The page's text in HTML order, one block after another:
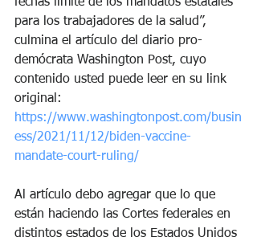
para los trabajadores de la salud”,
culmina el artículo del diario pro-
demócrata Washington Post, cuyo
contenido usted puede leer en su link
original:
https://www.washingtonpost.com/busin
ess/2021/11/12/biden-vaccine-
mandate-court-ruling/
Al artículo debo agregar que lo que
están haciendo las Cortes federales en
distintos estados de los Estados Unidos